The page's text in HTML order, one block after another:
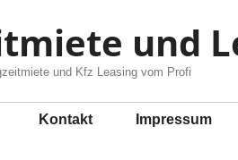
und
und Kfz Leasing vom Profi
Kontakt Impressum